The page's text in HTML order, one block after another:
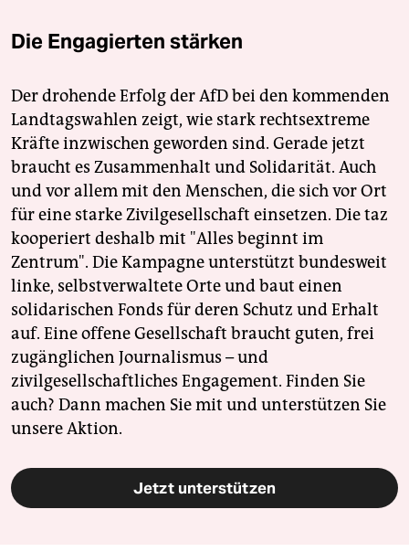
Die Engagierten stärken
Der drohende Erfolg der AfD bei den kommenden
Landtagswahlen zeigt, wie stark rechtsextreme
Kräfte inzwischen geworden sind. Gerade jetzt
braucht es Zusammenhalt und Solidarität. Auch
und vor allem mit den Menschen, die sich vor Ort
für eine starke Zivilgesellschaft einsetzen. Die taz
kooperiert deshalb mit "Alles beginnt im
Zentrum". Die Kampagne unterstützt bundesweit
linke, selbstverwaltete Orte und baut einen
solidarischen Fonds für deren Schutz und Erhalt
auf. Eine offene Gesellschaft braucht guten, frei
zugänglichen Journalismus – und
zivilgesellschaftliches Engagement. Finden Sie
auch? Dann machen Sie mit und unterstützen Sie
unsere Aktion.
Jetzt unterstützen